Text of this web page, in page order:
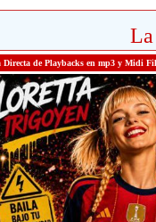
La
Directa de Playbacks en mp3 y Midi